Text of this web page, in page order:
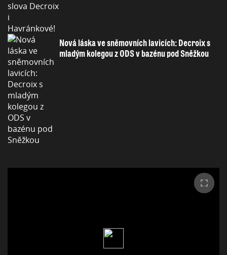
Nová láska ve sněmovních lavicích: Decroix s
mladým kolegou z ODS v bazénu pod Sněžkou